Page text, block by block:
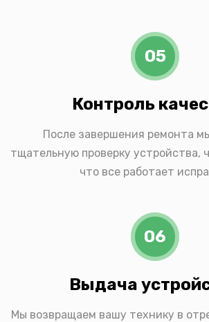
05
Контроль
После завершения ремонта
тщательную проверку устройства,
что все работает
06
Выдача
Мы возвращаем вашу технику в